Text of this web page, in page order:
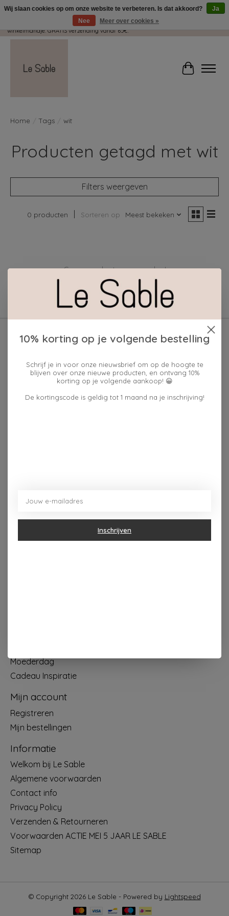
Wij pakken met plezier jouw kadootjes GRATIS in! Duid dit zeker aan in je
winkelmandje. GRATIS verzending vanaf 65€.
Home Tags wit
Producten getagd met wit
Filters weergeven
0 producten Sorteren op Meest bekeken
Geen producten gevonden!
Moederdag
Cadeau Inspiratie
Mijn account
Registreren
Mijn bestellingen
Informatie
Welkom bij Le Sable
Algemene voorwaarden
Contact info
Privacy Policy
Verzenden & Retourneren
Voorwaarden ACTIE MEI 5 JAAR LE SABLE
Sitemap
© Copyright 2026 Le Sable - Powered by Lightspeed
Wij slaan cookies op om onze website te verbeteren. Is dat akkoord?
Ja
Nee
Meer over cookies »
10% korting op je volgende bestelling
Schrijf je in voor onze nieuwsbrief om op de hoogte te
blijven over onze nieuwe producten, en ontvang 10%
korting op je volgende aankoop! 😀
De kortingscode is geldig tot 1 maand na je inschrijving!
Inschrijven